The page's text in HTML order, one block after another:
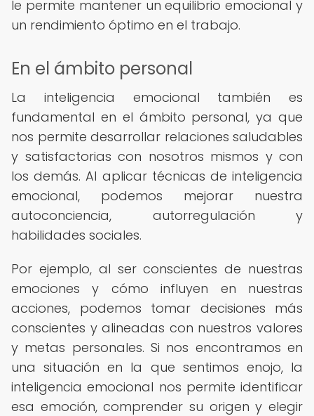
le permite mantener un equilibrio emocional y
un rendimiento óptimo en el trabajo.
En el ámbito personal
La inteligencia emocional también es
fundamental en el ámbito personal, ya que
nos permite desarrollar relaciones saludables
y satisfactorias con nosotros mismos y con
los demás. Al aplicar técnicas de inteligencia
emocional, podemos mejorar nuestra
autoconciencia, autorregulación y
habilidades sociales.
Por ejemplo, al ser conscientes de nuestras
emociones y cómo influyen en nuestras
acciones, podemos tomar decisiones más
conscientes y alineadas con nuestros valores
y metas personales. Si nos encontramos en
una situación en la que sentimos enojo, la
inteligencia emocional nos permite identificar
esa emoción, comprender su origen y elegir